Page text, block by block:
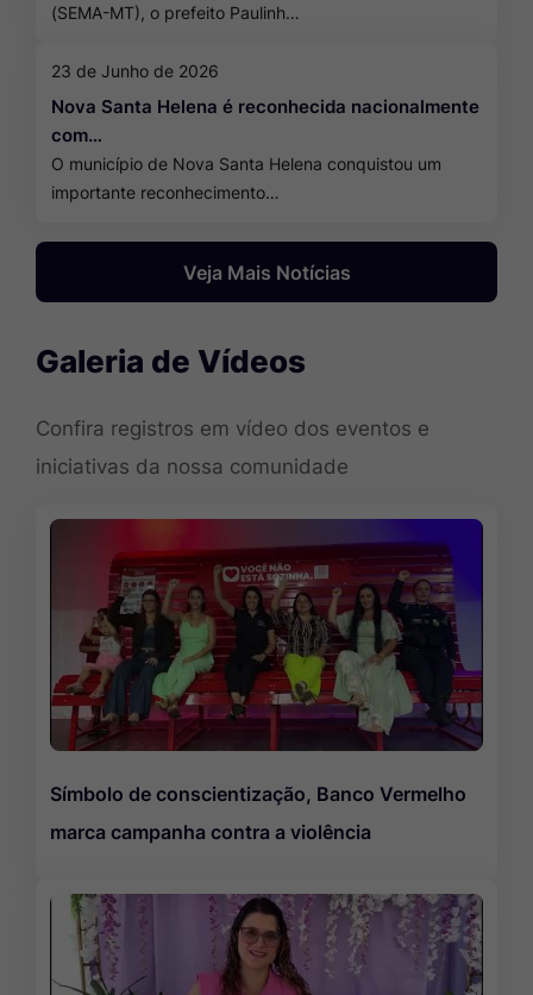
(SEMA-MT), o prefeito Paulinh…
23 de Junho de 2026
Nova Santa Helena é reconhecida nacionalmente
com…
O município de Nova Santa Helena conquistou um
importante reconhecimento…
Veja Mais Notícias
Galeria de Vídeos
Confira registros em vídeo dos eventos e
iniciativas da nossa comunidade
Símbolo de conscientização, Banco Vermelho
marca campanha contra a violência